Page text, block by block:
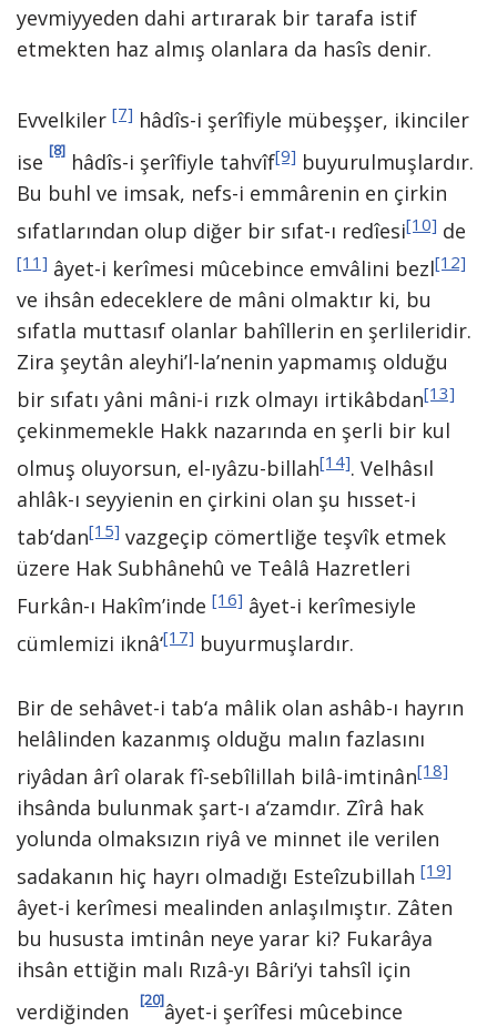
yevmiyyeden dahi artırarak bir tarafa istif
etmekten haz almış olanlara da hasîs denir.
Evvelkiler [7] hâdîs-i şerîfiyle mübeşşer, ikinciler
ise [8] hâdîs-i şerîfiyle tahvîf[9] buyurulmuşlardır.
Bu buhl ve imsak, nefs-i emmârenin en çirkin
sıfatlarından olup diğer bir sıfat-ı redîesi[10] de
[11] âyet-i kerîmesi mûcebince emvâlini bezl[12]
ve ihsân edeceklere de mâni olmaktır ki, bu
sıfatla muttasıf olanlar bahîllerin en şerlileridir.
Zira şeytân aleyhi’l-la’nenin yapmamış olduğu
bir sıfatı yâni mâni-i rızk olmayı irtikâbdan[13]
çekinmemekle Hakk nazarında en şerli bir kul
olmuş oluyorsun, el-ıyâzu-billah[14]. Velhâsıl
ahlâk-ı seyyienin en çirkini olan şu hısset-i
tab‘dan[15] vazgeçip cömertliğe teşvîk etmek
üzere Hak Subhânehû ve Teâlâ Hazretleri
Furkân-ı Hakîm’inde [16] âyet-i kerîmesiyle
cümlemizi iknâ‘[17] buyurmuşlardır.
Bir de sehâvet-i tab‘a mâlik olan ashâb-ı hayrın
helâlinden kazanmış olduğu malın fazlasını
riyâdan ârî olarak fî-sebîlillah bilâ-imtinân[18]
ihsânda bulunmak şart-ı a‘zamdır. Zîrâ hak
yolunda olmaksızın riyâ ve minnet ile verilen
sadakanın hiç hayrı olmadığı Esteîzubillah [19]
âyet-i kerîmesi mealinden anlaşılmıştır. Zâten
bu hususta imtinân neye yarar ki? Fukarâya
ihsân ettiğin malı Rızâ-yı Bâri’yi tahsîl için
verdiğinden
[20]âyet-i şerîfesi mûcebince